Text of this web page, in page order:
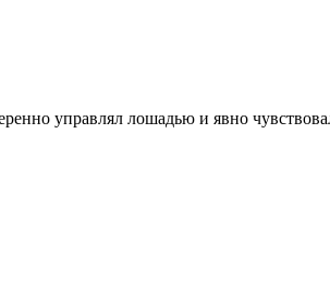
управлял лошадью и явно